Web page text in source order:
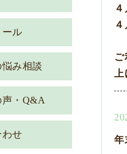
ご
年
ール
み相談
声・Q&A
わせ